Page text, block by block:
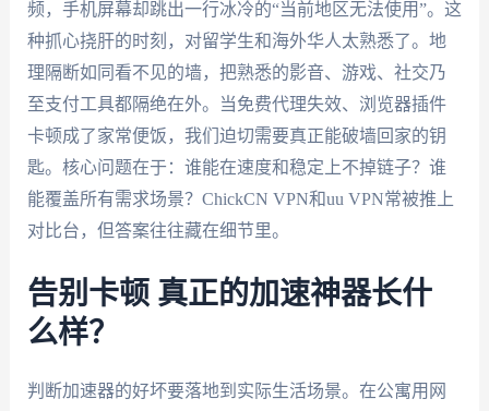
频，手机屏幕却跳出一行冰冷的“当前地区无法使用”。这
种抓心挠肝的时刻，对留学生和海外华人太熟悉了。地
理隔断如同看不见的墙，把熟悉的影音、游戏、社交乃
至支付工具都隔绝在外。当免费代理失效、浏览器插件
卡顿成了家常便饭，我们迫切需要真正能破墙回家的钥
匙。核心问题在于：谁能在速度和稳定上不掉链子？谁
能覆盖所有需求场景？ChickCN VPN和uu VPN常被推上
对比台，但答案往往藏在细节里。
告别卡顿 真正的加速神器长什
么样？
判断加速器的好坏要落地到实际生活场景。在公寓用网